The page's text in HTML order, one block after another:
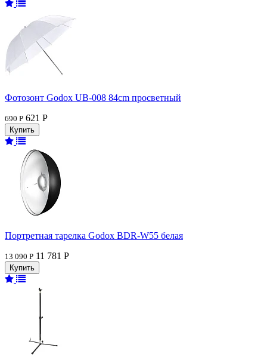
Фотозонт Godox UB-008 84cm просветный
690 Р 621 Р
Портретная тарелка Godox BDR-W55 белая
13 090 Р 11 781 Р